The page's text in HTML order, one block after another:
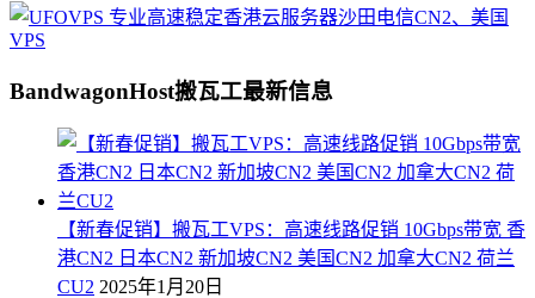
BandwagonHost搬瓦工最新信息
【新春促销】搬瓦工VPS：高速线路促销 10Gbps带宽 香
港CN2 日本CN2 新加坡CN2 美国CN2 加拿大CN2 荷兰
CU2 2025年1月20日